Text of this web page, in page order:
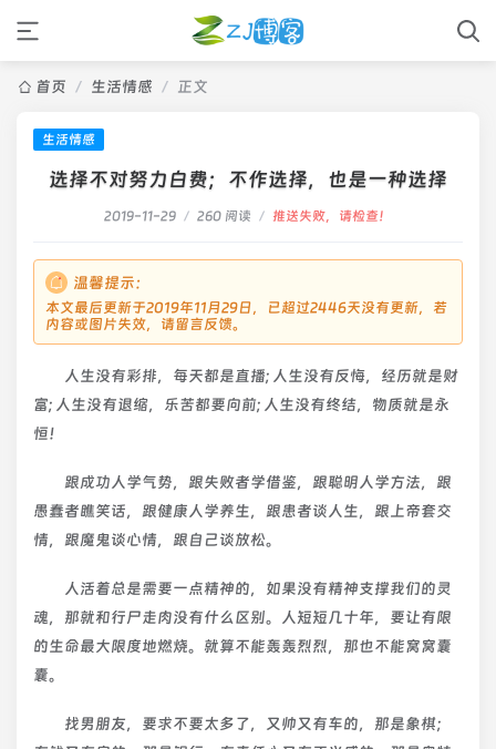
首页 / 生活情感 / 正文
生活情感
选择不对努力白费；不作选择，也是一种选择
2019-11-29 / 260 阅读 / 推送失败，请检查！
温馨提示：
本文最后更新于2019年11月29日，已超过2446天没有更新，若
内容或图片失效，请留言反馈。
人生没有彩排，每天都是直播; 人生没有反悔，经历就是财
富; 人生没有退缩，乐苦都要向前; 人生没有终结，物质就是永
恒！
跟成功人学气势，跟失败者学借鉴，跟聪明人学方法，跟
愚蠢者瞧笑话，跟健康人学养生，跟患者谈人生，跟上帝套交
情，跟魔鬼谈心情，跟自己谈放松。
人活着总是需要一点精神的，如果没有精神支撑我们的灵
魂，那就和行尸走肉没有什么区别。人短短几十年，要让有限
的生命最大限度地燃烧。就算不能轰轰烈烈，那也不能窝窝囊
囊。
找男朋友，要求不要太多了，又帅又有车的，那是象棋；